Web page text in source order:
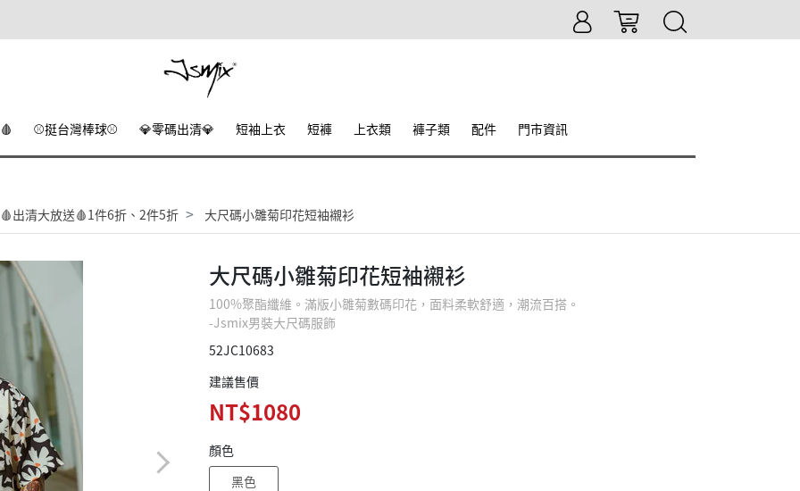
⚾挺台灣棒球⚾ 💎零碼出清💎 短袖上衣 短褲 上衣類 褲子類 配件 門市資訊
🩸出清大放送🩸1件6折、2件5折 大尺碼小雛菊印花短袖襯衫
大尺碼小雛菊印花短袖襯衫
100%聚酯纖維。滿版小雛菊數碼印花，面料柔軟舒適，潮流百搭。
-Jsmix男裝大尺碼服飾
52JC10683
建議售價
NT$1080
顏色
黑色